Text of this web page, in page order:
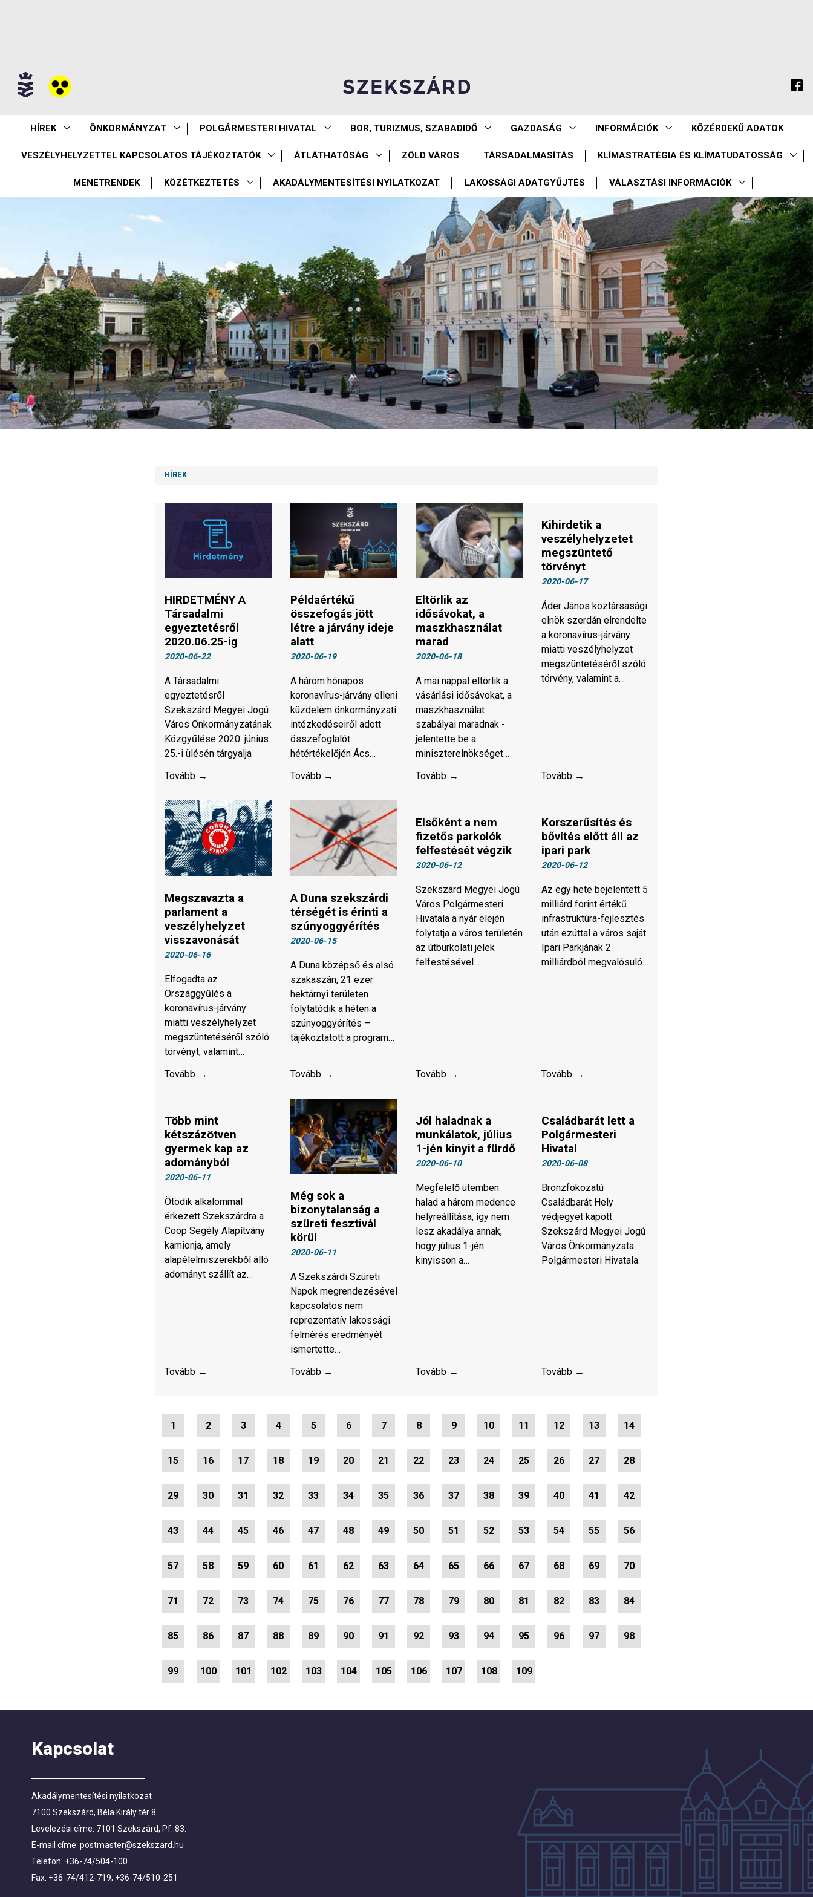
HÍREK ÖNKORMÁNYZAT POLGÁRMESTERI HIVATAL BOR, TURIZMUS, SZABADIDŐ GAZDASÁG INFORMÁCIÓK KÖZÉRDEKŰ ADATOK
VESZÉLYHELYZETTEL KAPCSOLATOS TÁJÉKOZTATÓK ÁTLÁTHATÓSÁG ZÖLD VÁROS TÁRSADALMASÍTÁS KLÍMASTRATÉGIA ÉS KLÍMATUDATOSSÁG
MENETRENDEK KÖZÉTKEZTETÉS AKADÁLYMENTESÍTÉSI NYILATKOZAT LAKOSSÁGI ADATGYŰJTÉS VÁLASZTÁSI INFORMÁCIÓK
HÍREK
HIRDETMÉNY A
Társadalmi
egyeztetésről
2020.06.25-ig
2020-06-22
A Társadalmi
egyeztetésről
Szekszárd Megyei Jogú
Város Önkormányzatának
Közgyűlése 2020. június
25.-i ülésén tárgyalja
Tovább →
Példaértékű
összefogás jött
létre a járvány ideje
alatt
2020-06-19
A három hónapos
koronavírus-járvány elleni
küzdelem önkormányzati
intézkedéseiről adott
összefoglalót
hétértékelőjén Ács…
Tovább →
Eltörlik az
idősávokat, a
maszkhasználat
marad
2020-06-18
A mai nappal eltörlik a
vásárlási idősávokat, a
maszkhasználat
szabályai maradnak -
jelentette be a
miniszterelnökséget…
Tovább →
Kihirdetik a
veszélyhelyzetet
megszüntető
törvényt
2020-06-17
Áder János köztársasági
elnök szerdán elrendelte
a koronavírus-járvány
miatti veszélyhelyzet
megszüntetéséről szóló
törvény, valamint a…
Tovább →
Megszavazta a
parlament a
veszélyhelyzet
visszavonását
2020-06-16
Elfogadta az
Országgyűlés a
koronavírus-járvány
miatti veszélyhelyzet
megszüntetéséről szóló
törvényt, valamint…
Tovább →
A Duna szekszárdi
térségét is érinti a
szúnyoggyérítés
2020-06-15
A Duna középső és alsó
szakaszán, 21 ezer
hektárnyi területen
folytatódik a héten a
szúnyoggyérítés –
tájékoztatott a program…
Tovább →
Elsőként a nem
fizetős parkolók
felfestését végzik
2020-06-12
Szekszárd Megyei Jogú
Város Polgármesteri
Hivatala a nyár elején
folytatja a város területén
az útburkolati jelek
felfestésével…
Tovább →
Korszerűsítés és
bővítés előtt áll az
ipari park
2020-06-12
Az egy hete bejelentett 5
milliárd forint értékű
infrastruktúra-fejlesztés
után ezúttal a város saját
Ipari Parkjának 2
milliárdból megvalósuló…
Tovább →
Több mint
kétszázötven
gyermek kap az
adományból
2020-06-11
​​​​​​​Ötödik alkalommal
érkezett Szekszárdra a
Coop Segély Alapítvány
kamionja, amely
alapélelmiszerekből álló
adományt szállít az…
Tovább →
Még sok a
bizonytalanság a
szüreti fesztivál
körül
2020-06-11
A Szekszárdi Szüreti
Napok megrendezésével
kapcsolatos nem
reprezentatív lakossági
felmérés eredményét
ismertette…
Tovább →
Jól haladnak a
munkálatok, július
1-jén kinyit a fürdő
2020-06-10
​​​​​​​Megfelelő ütemben
halad a három medence
helyreállítása, így nem
lesz akadálya annak,
hogy július 1-jén
kinyisson a…
Tovább →
Családbarát lett a
Polgármesteri
Hivatal
2020-06-08
​​​​​​​Bronzfokozatú
Családbarát Hely
védjegyet kapott
Szekszárd Megyei Jogú
Város Önkormányzata
Polgármesteri Hivatala.
Tovább →
1 2 3 4 5 6 7 8 9 10 11 12 13 14
15 16 17 18 19 20 21 22 23 24 25 26 27 28
29 30 31 32 33 34 35 36 37 38 39 40 41 42
43 44 45 46 47 48 49 50 51 52 53 54 55 56
57 58 59 60 61 62 63 64 65 66 67 68 69 70
71 72 73 74 75 76 77 78 79 80 81 82 83 84
85 86 87 88 89 90 91 92 93 94 95 96 97 98
99 100 101 102 103 104 105 106 107 108 109
Kapcsolat
Akadálymentesítési nyilatkozat
7100 Szekszárd, Béla Király tér 8.
Levelezési címe: 7101 Szekszárd, Pf.:83.
E-mail címe: postmaster@szekszard.hu
Telefon: +36-74/504-100
Fax: +36-74/412-719; +36-74/510-251